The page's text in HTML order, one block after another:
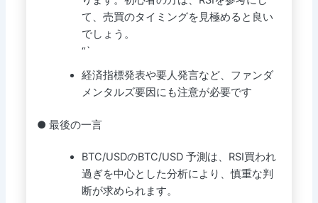
て、売買のタイミングを見極めると良い
でしょう。
“`
経済指標発表や要人発言など、ファンダ
メンタルズ要因にも注意が必要です
● 最後の一言
BTC/USDのBTC/USD 予測は、RSI買われ
過ぎを中心とした分析により、慎重な判
断が求められます。